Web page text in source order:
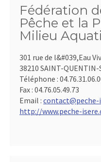
Fédération
Pêche et la
Milieu
301 rue de l&#039,Eau
38210 SAINT-QUENTIN-
Téléphone :
Fax : 04.76.05.49.73
Email : contact@peche-
http://www.peche-